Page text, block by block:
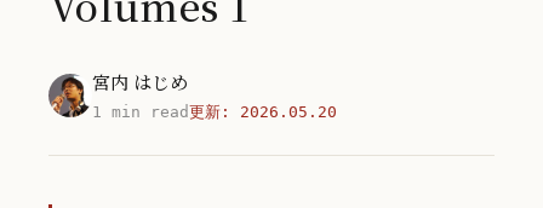
宮内 はじめ
1 min read更新: 2026.05.20